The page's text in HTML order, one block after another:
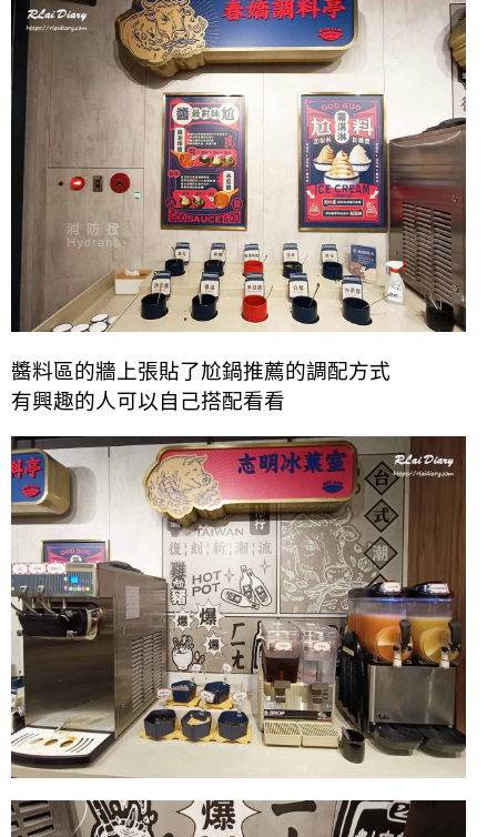
醬料區的牆上張貼了尬鍋推薦的調配方式
有興趣的人可以自己搭配看看